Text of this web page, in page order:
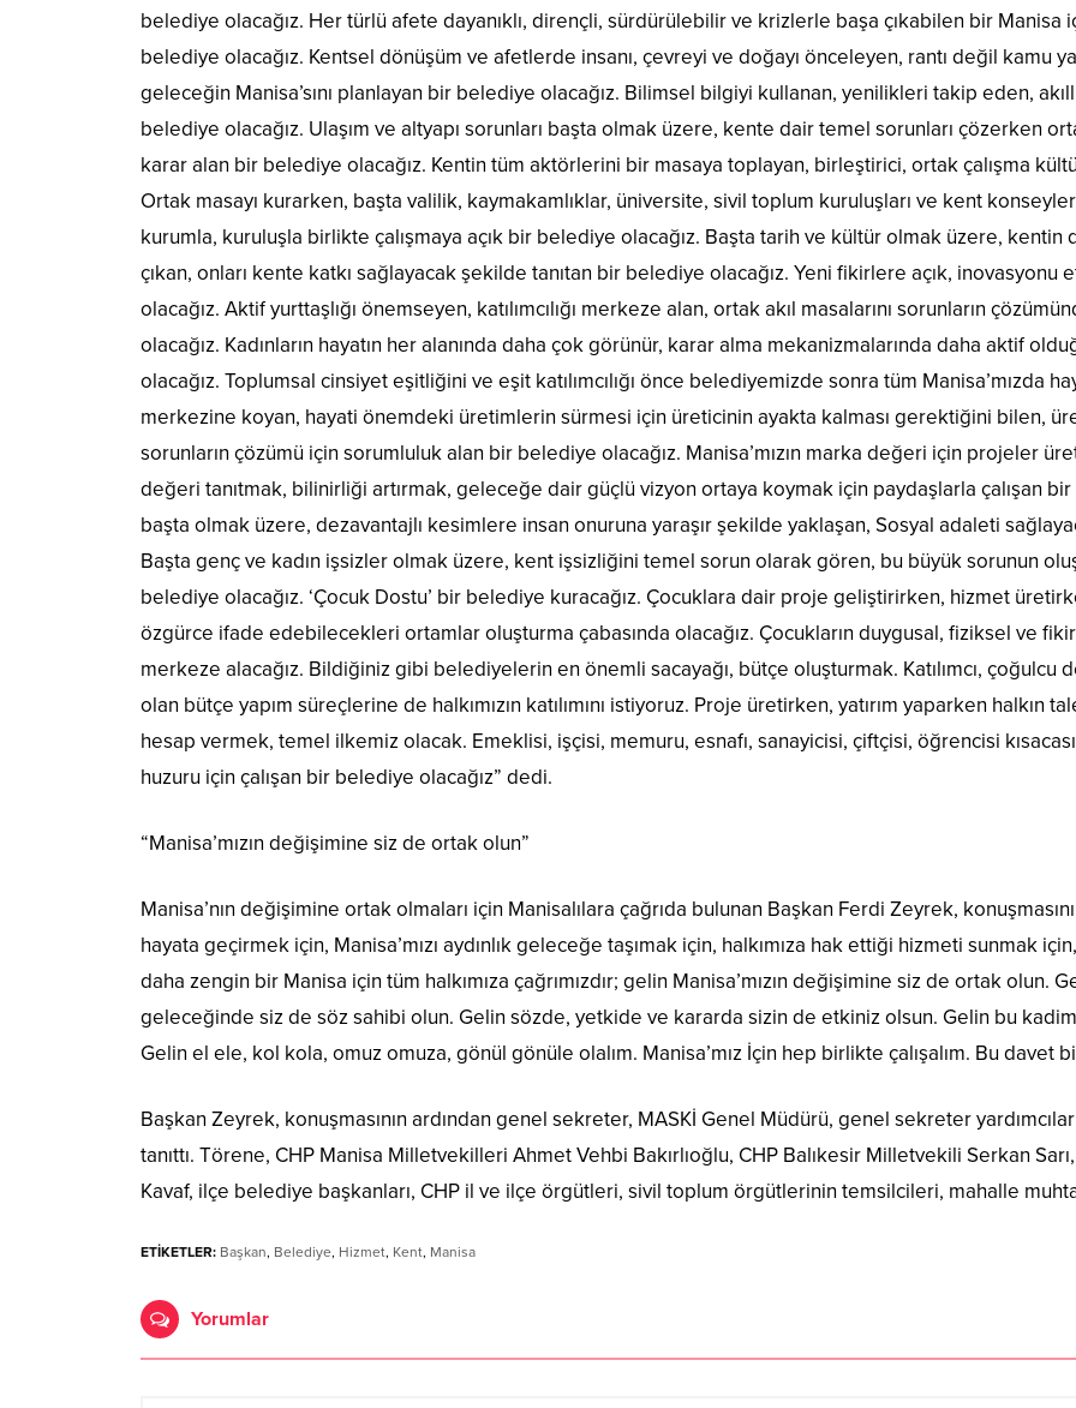
belediye olacağız. Her türlü afete dayanıklı, dirençli, sürdürülebilir ve krizlerle başa çıkabilen bir Manisa
belediye olacağız. Kentsel dönüşüm ve afetlerde insanı, çevreyi ve doğayı önceleyen, rantı değil kamu
geleceğin Manisa’sını planlayan bir belediye olacağız. Bilimsel bilgiyi kullanan, yenilikleri takip eden,
belediye olacağız. Ulaşım ve altyapı sorunları başta olmak üzere, kente dair temel sorunları çözerken
karar alan bir belediye olacağız. Kentin tüm aktörlerini bir masaya toplayan, birleştirici, ortak çalışma
Ortak masayı kurarken, başta valilik, kaymakamlıklar, üniversite, sivil toplum kuruluşları ve kent
kurumla, kuruluşla birlikte çalışmaya açık bir belediye olacağız. Başta tarih ve kültür olmak üzere,
çıkan, onları kente katkı sağlayacak şekilde tanıtan bir belediye olacağız. Yeni fikirlere açık,
olacağız. Aktif yurttaşlığı önemseyen, katılımcılığı merkeze alan, ortak akıl masalarını sorunların
olacağız. Kadınların hayatın her alanında daha çok görünür, karar alma mekanizmalarında daha aktif
olacağız. Toplumsal cinsiyet eşitliğini ve eşit katılımcılığı önce belediyemizde sonra tüm Manisa’mızda
merkezine koyan, hayati önemdeki üretimlerin sürmesi için üreticinin ayakta kalması gerektiğini bilen,
sorunların çözümü için sorumluluk alan bir belediye olacağız. Manisa’mızın marka değeri için projeler
değeri tanıtmak, bilinirliği artırmak, geleceğe dair güçlü vizyon ortaya koymak için paydaşlarla çalışan
başta olmak üzere, dezavantajlı kesimlere insan onuruna yaraşır şekilde yaklaşan, Sosyal adaleti
Başta genç ve kadın işsizler olmak üzere, kent işsizliğini temel sorun olarak gören, bu büyük sorunun
belediye olacağız. ‘Çocuk Dostu’ bir belediye kuracağız. Çocuklara dair proje geliştirirken, hizmet
özgürce ifade edebilecekleri ortamlar oluşturma çabasında olacağız. Çocukların duygusal, fiziksel ve
merkeze alacağız. Bildiğiniz gibi belediyelerin en önemli sacayağı, bütçe oluşturmak. Katılımcı,
olan bütçe yapım süreçlerine de halkımızın katılımını istiyoruz. Proje üretirken, yatırım yaparken halkın
hesap vermek, temel ilkemiz olacak. Emeklisi, işçisi, memuru, esnafı, sanayicisi, çiftçisi, öğrencisi
huzuru için çalışan bir belediye olacağız” dedi.
“Manisa’mızın değişimine siz de ortak olun”
Manisa’nın değişimine ortak olmaları için Manisalılara çağrıda bulunan Başkan Ferdi Zeyrek,
hayata geçirmek için, Manisa’mızı aydınlık geleceğe taşımak için, halkımıza hak ettiği hizmeti sunmak
daha zengin bir Manisa için tüm halkımıza çağrımızdır; gelin Manisa’mızın değişimine siz de ortak olun.
geleceğinde siz de söz sahibi olun. Gelin sözde, yetkide ve kararda sizin de etkiniz olsun. Gelin bu
Gelin el ele, kol kola, omuz omuza, gönül gönüle olalım. Manisa’mız İçin hep birlikte çalışalım. Bu davet
Başkan Zeyrek, konuşmasının ardından genel sekreter, MASKİ Genel Müdürü, genel sekreter
tanıttı. Törene, CHP Manisa Milletvekilleri Ahmet Vehbi Bakırlıoğlu, CHP Balıkesir Milletvekili Serkan
Kavaf, ilçe belediye başkanları, CHP il ve ilçe örgütleri, sivil toplum örgütlerinin temsilcileri, mahalle
ETİKETLER: Başkan, Belediye, Hizmet, Kent, Manisa
Yorumlar